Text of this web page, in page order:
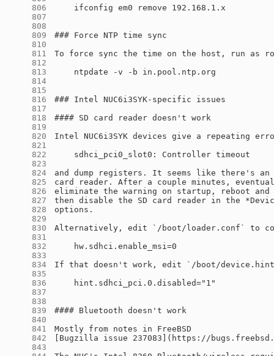
    806
    807
    808
    809
    810
    811
    812
    813
    814
    815
    816
    817
    818
    819
    820
    821
    822
    823
    824
    825
    826
    827
    828
    829
    830
    831
    832
    833
    834
    835
    836
    837
    838
    839
    840
    841
    842
    843